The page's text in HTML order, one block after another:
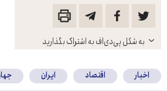
باز
کنید
به شکل پی‌دی‌اف به اشتراک بگذارید
اخبار اقتصاد ایران